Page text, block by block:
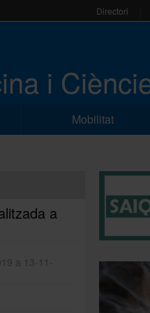
Directori
i
Mobilitat
a
a 13-11-